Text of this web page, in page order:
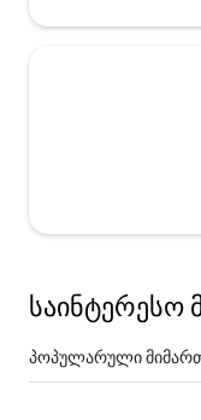
საინტერესო
პოპულარული